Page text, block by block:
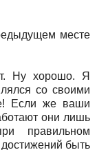
месте
Ну хорошо. Я
со своими
Если же ваши
они лишь
правильном
быть